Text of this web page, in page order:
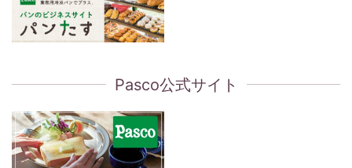
Pasco公式サイト